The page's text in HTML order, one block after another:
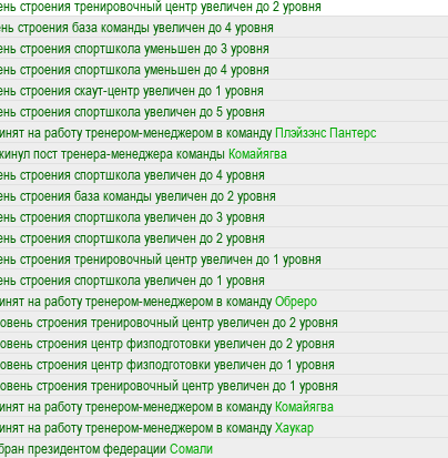
строения тренировочный центр увеличен до 2 уровня
строения база команды увеличен до 4 уровня
строения спортшкола уменьшен до 3 уровня
строения спортшкола уменьшен до 4 уровня
строения скаут-центр увеличен до 1 уровня
строения спортшкола увеличен до 5 уровня
на работу тренером-менеджером в командуПлэйзэнс Пантерс
пост тренера-менеджера команды Комайягва
строения спортшкола увеличен до 4 уровня
строения база команды увеличен до 2 уровня
строения спортшкола увеличен до 3 уровня
строения спортшкола увеличен до 2 уровня
строения тренировочный центр увеличен до 1 уровня
строения спортшкола увеличен до 1 уровня
на работу тренером-менеджером в командуОбреро
строения тренировочный центр увеличен до 2 уровня
строения центр физподготовки увеличен до 2 уровня
строения центр физподготовки увеличен до 1 уровня
строения тренировочный центр увеличен до 1 уровня
на работу тренером-менеджером в командуКомайягва
на работу тренером-менеджером в командуХаукар
президентом федерацииСомали